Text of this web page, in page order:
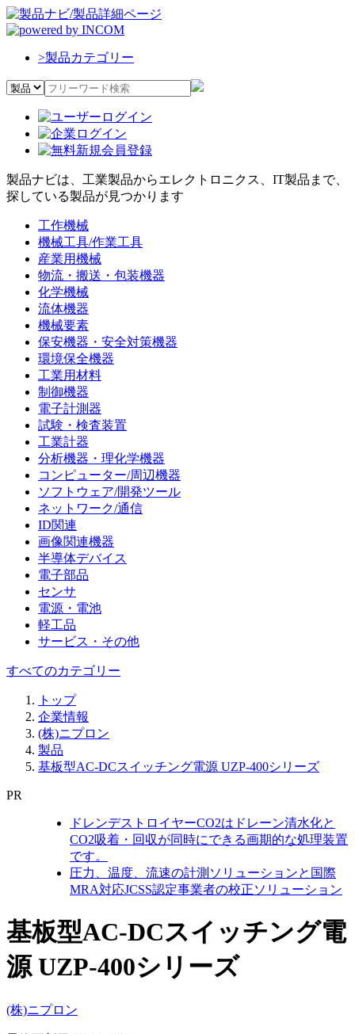
>製品カテゴリー
製品ナビは、工業製品からエレクトロニクス、IT製品まで、
探している製品が見つかります
工作機械
機械工具/作業工具
産業用機械
物流・搬送・包装機器
化学機械
流体機器
機械要素
保安機器・安全対策機器
環境保全機器
工業用材料
制御機器
電子計測器
試験・検査装置
工業計器
分析機器・理化学機器
コンピューター/周辺機器
ソフトウェア/開発ツール
ネットワーク/通信
ID関連
画像関連機器
半導体デバイス
電子部品
センサ
電源・電池
軽工品
サービス・その他
すべてのカテゴリー
トップ
企業情報
(株)ニプロン
製品
基板型AC-DCスイッチング電源 UZP-400シリーズ
PR
ドレンデストロイヤーCO2はドレーン清水化と
CO2吸着・回収が同時にできる画期的な処理装置
です。
圧力、温度、流速の計測ソリューションと国際
MRA対応JCSS認定事業者の校正ソリューション
基板型AC-DCスイッチング電
源 UZP-400シリーズ
(株)ニプロン